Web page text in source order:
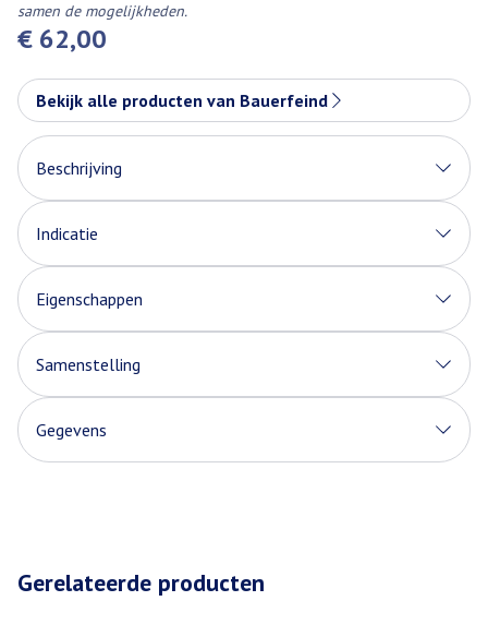
€ 62,00
samen de mogelijkheden.
Bekijk alle producten van Bauerfeind
Beschrijving
Indicatie
Eigenschappen
Samenstelling
Gegevens
Gerelateerde producten